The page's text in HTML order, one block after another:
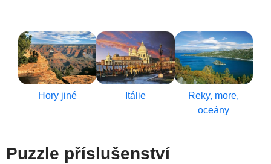
Hory jiné Itálie
Reky, more,
oceány
Puzzle příslušenství